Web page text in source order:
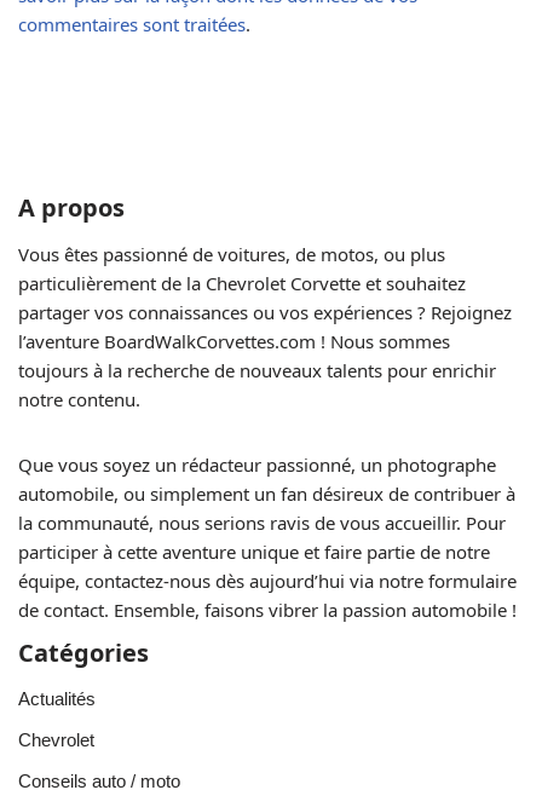
commentaires sont traitées.
A propos
Vous êtes passionné de voitures, de motos, ou plus
particulièrement de la Chevrolet Corvette et souhaitez
partager vos connaissances ou vos expériences ? Rejoignez
l’aventure BoardWalkCorvettes.com ! Nous sommes
toujours à la recherche de nouveaux talents pour enrichir
notre contenu.
Que vous soyez un rédacteur passionné, un photographe
automobile, ou simplement un fan désireux de contribuer à
la communauté, nous serions ravis de vous accueillir. Pour
participer à cette aventure unique et faire partie de notre
équipe, contactez-nous dès aujourd’hui via notre formulaire
de contact. Ensemble, faisons vibrer la passion automobile !
Catégories
Actualités
Chevrolet
Conseils auto / moto